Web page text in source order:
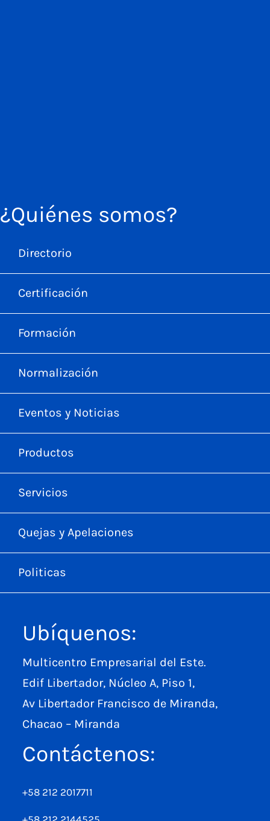
¿Quiénes somos?
Directorio
Certificación
Formación
Normalización
Eventos y Noticias
Productos
Servicios
Quejas y Apelaciones
Politicas
Ubíquenos:
Multicentro Empresarial del Este.
Edif Libertador, Núcleo A, Piso 1,
Av Libertador Francisco de Miranda,
Chacao – Miranda
Contáctenos:
+58 212 2017711